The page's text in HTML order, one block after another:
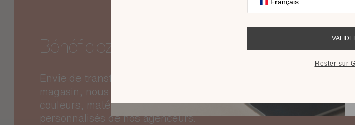
Bénéficiez du service a.i.r
Envie de transformer votre salon ? Lors d’un rendez-vous offert en
magasin, nous vous aidons à trouver l’agencement parfait :
couleurs, matériaux, dispositions... profitez des conseils
personnalisés de nos agenceurs.